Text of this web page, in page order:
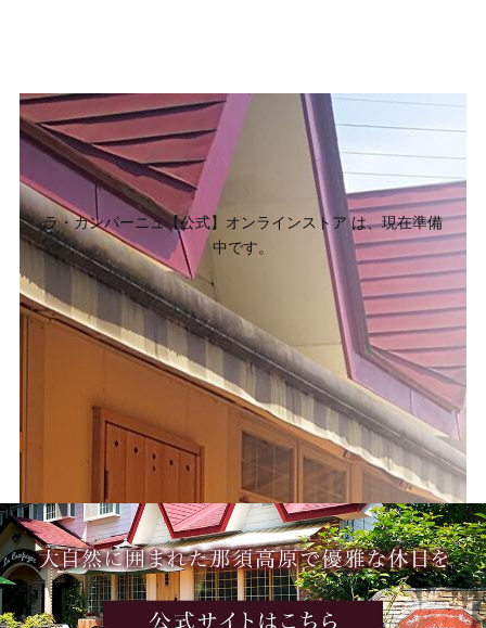
ラ・カンパーニュ【公式】オンラインストア は、現在準備
中です。